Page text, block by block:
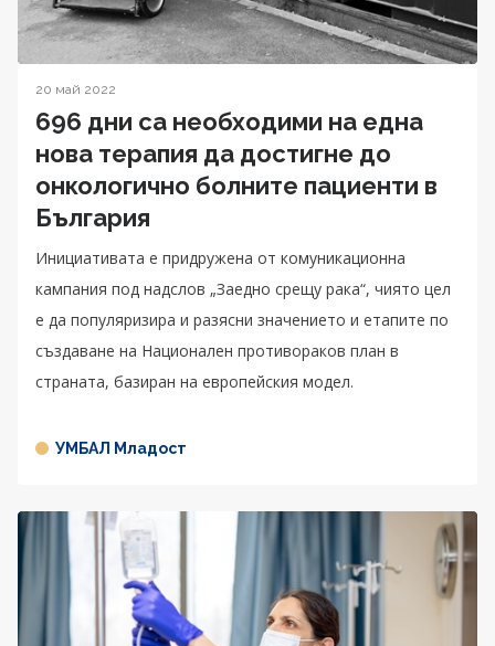
20 май 2022
696 дни са необходими на една
нова терапия да достигне до
онкологично болните пациенти в
България
Инициативата е придружена от комуникационна
кампания под надслов „Заедно срещу рака“, чиято цел
е да популяризира и разясни значението и етапите по
създаване на Национален противораков план в
страната, базиран на европейския модел.
УМБАЛ Младост